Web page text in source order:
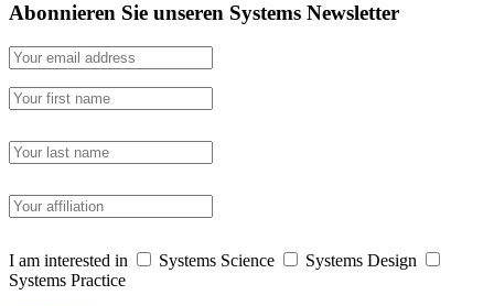
Abonnieren Sie unseren Systems Newsletter
I am interested in Systems Science
Systems Design
Systems Practice